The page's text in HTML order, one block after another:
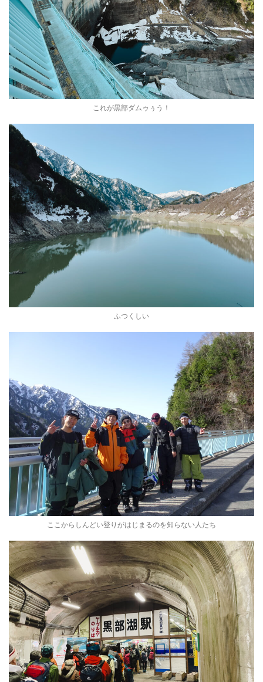
これが黒部ダムゥぅう！
ふつくしい
ここからしんどい登りがはじまるのを知らない人たち